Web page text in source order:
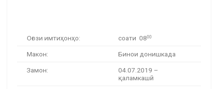
Оғози имтиҳонҳо: соати 0800
Макон: Бинои донишкада
Замон:
04.07.2019 –
қаламкашӣ